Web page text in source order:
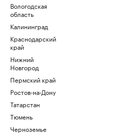
Вологодская
область
Калининград
Краснодарский
край
Нижний
Новгород
Пермский край
Ростов-на-Дону
Татарстан
Тюмень
Черноземье